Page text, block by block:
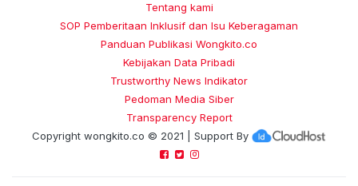
Tentang kami
SOP Pemberitaan Inklusif dan Isu Keberagaman
Panduan Publikasi Wongkito.co
Kebijakan Data Pribadi
Trustworthy News Indikator
Pedoman Media Siber
Transparency Report
Copyright wongkito.co © 2021 | Support By